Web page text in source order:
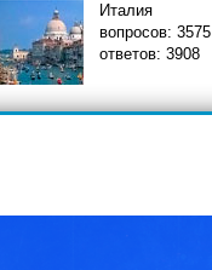
Италия
вопросов: 3575
ответов: 3908